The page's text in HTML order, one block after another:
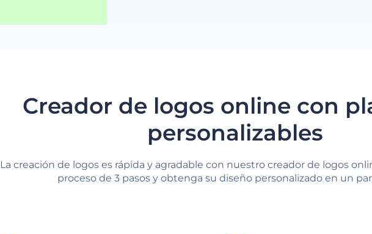
Creador de logos online con
personalizables
La creación de logos es rápida y agradable con nuestro creador de logos
proceso de 3 pasos y obtenga su diseño personalizado en un